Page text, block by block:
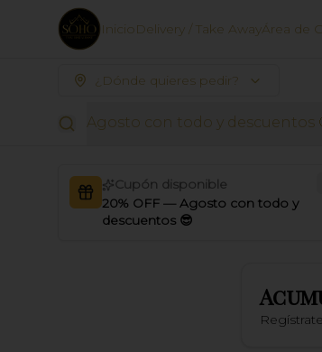
InicioDelivery / Take AwayÁrea de
¿Dónde quieres pedir?
Agosto con todo y descuentos
Cupón disponible
20% OFF — Agosto con todo y
descuentos 😎